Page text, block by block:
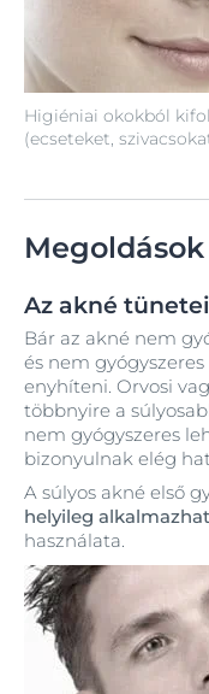
Higiéniai okokból
(ecseteket,
Megoldások
Az akné
Bár az akné nem
és nem
enyhíteni. Orvosi
többnyire a
nem gyógyszeres
bizonyulnak elég
A súlyos akné első
helyileg
használata.